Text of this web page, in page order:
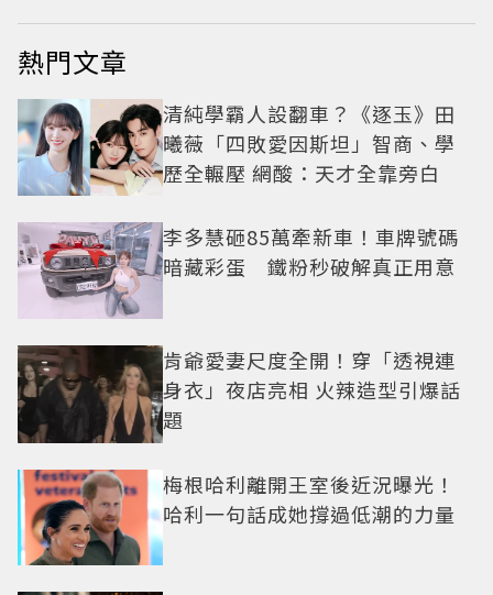
熱門文章
清純學霸人設翻車？《逐玉》田
曦薇「四敗愛因斯坦」智商、學
歷全輾壓 網酸：天才全靠旁白
李多慧砸85萬牽新車！車牌號碼
暗藏彩蛋 鐵粉秒破解真正用意
肯爺愛妻尺度全開！穿「透視連
身衣」夜店亮相 火辣造型引爆話
題
梅根哈利離開王室後近況曝光！
哈利一句話成她撐過低潮的力量